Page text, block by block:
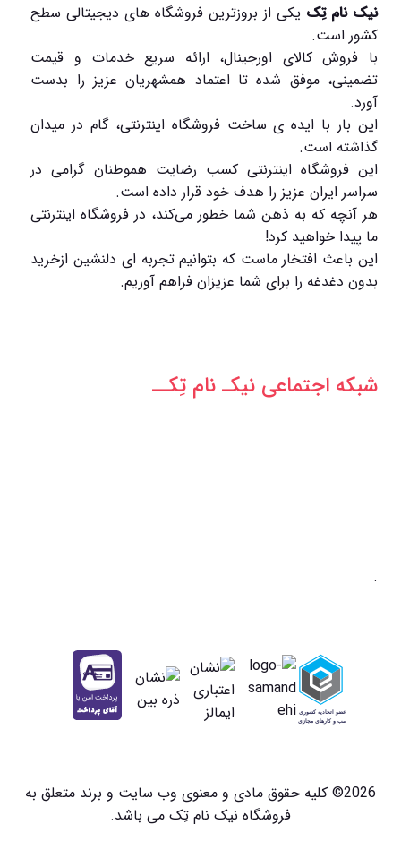
نیک نام تِک یکی از بروزترین فروشگاه های دیجیتالی سطح
کشور است.
با فروش کالای اورجینال، ارائه سریع خدمات و قیمت
تضمینی، موفق شده تا اعتماد همشهریان عزیز را بدست
آورد.
این بار با ایده ی ساخت فروشگاه اینترنتی، گام در میدان
گذاشته است.
این فروشگاه اینترنتی کسب رضایت هموطنان گرامی در
سراسر ایران عزیز را هدف خود قرار داده است.
هر آنچه که به ذهن شما خطور می‌کند، در فروشگاه اینترنتی
ما پیدا خواهید کرد!
این باعث افتخار ماست که بتوانیم تجربه ای دلنشین ازخرید
بدون دغدغه را برای شما عزیزان فراهم آوریم.
شبکه‌ اجتماعی نیکـ نام تِکــ
.
2026© کلیه حقوق مادی و معنوی وب سایت و برند متعلق به
فروشگاه نیک نام تِک می باشد.